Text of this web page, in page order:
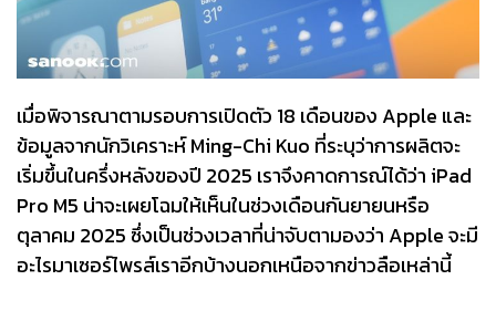
เมื่อพิจารณาตามรอบการเปิดตัว 18 เดือนของ Apple และ
ข้อมูลจากนักวิเคราะห์ Ming-Chi Kuo ที่ระบุว่าการผลิตจะ
เริ่มขึ้นในครึ่งหลังของปี 2025 เราจึงคาดการณ์ได้ว่า iPad
Pro M5 น่าจะเผยโฉมให้เห็นในช่วงเดือนกันยายนหรือ
ตุลาคม 2025 ซึ่งเป็นช่วงเวลาที่น่าจับตามองว่า Apple จะมี
อะไรมาเซอร์ไพรส์เราอีกบ้างนอกเหนือจากข่าวลือเหล่านี้